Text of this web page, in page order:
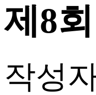
제8
작성